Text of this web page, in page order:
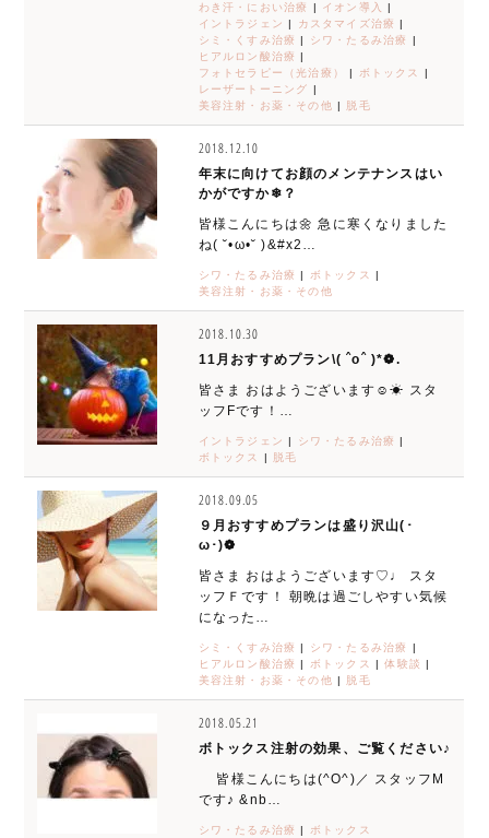
わき汗・におい治療 イオン導入
イントラジェン
カスタマイズ治療
シミ・くすみ治療
シワ・たるみ治療
ヒアルロン酸治療
フォトセラピー（光治療）
ボトックス
レーザートーニング
美容注射・お薬・その他
脱毛
2018.12.10
年末に向けてお顔のメンテナンスはい
かがですか❄？
皆様こんにちは🌼 急に寒くなりました
ね( ˘•ω•˘ )&#x2…
シワ・たるみ治療 ボトックス
美容注射・お薬・その他
2018.10.30
11月おすすめプラン\( ˆoˆ )*❁.
皆さま おはようございます☺︎☀︎ スタ
ッフFです！…
イントラジェン シワ・たるみ治療
ボトックス
脱毛
2018.09.05
９月おすすめプランは盛り沢山(･
ω･)❁
皆さま おはようございます♡♩ スタ
ッフＦです！ 朝晩は過ごしやすい気候
になった…
シミ・くすみ治療 シワ・たるみ治療
ヒアルロン酸治療
ボトックス |体験談
美容注射・お薬・その他
脱毛
2018.05.21
ボトックス注射の効果、ご覧ください♪
皆様こんにちは(^O^)／ スタッフM
です♪ &nb…
シワ・たるみ治療 ボトックス